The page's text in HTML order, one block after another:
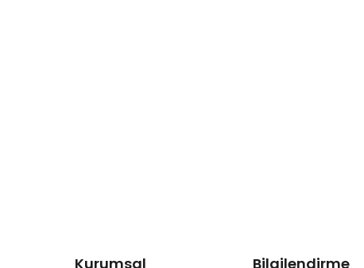
Kurumsal Bilgilendirme